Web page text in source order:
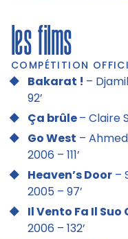
les films
COMPÉTITION
Bakarat ! –
92’
Ça brûle– Claire
Go West –
2006 – 111’
Heaven’s Door –
2005 – 97’
Il Vento Fa Il Suo
2006 – 132’